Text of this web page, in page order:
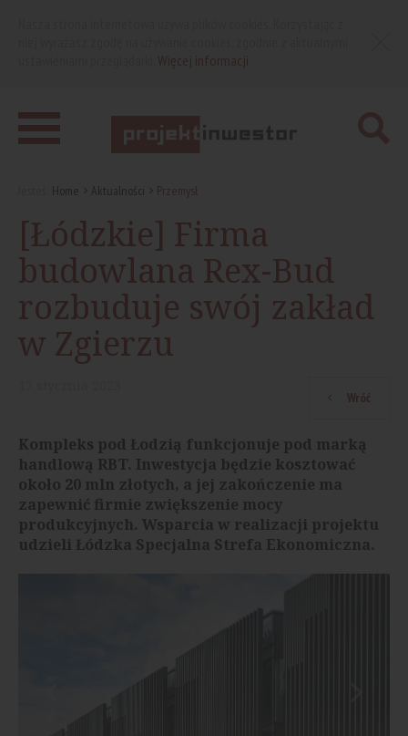
Home Aktualności Przemysł
[Łódzkie] Firma
budowlana Rex-Bud
rozbuduje swój zakład
w Zgierzu
Wróć
Kompleks pod Łodzią funkcjonuje pod marką
handlową RBT. Inwestycja będzie kosztować
około 20 mln złotych, a jej zakończenie ma
zapewnić firmie zwiększenie mocy
produkcyjnych. Wsparcia w realizacji projektu
udzieli Łódzka Specjalna Strefa Ekonomiczna.